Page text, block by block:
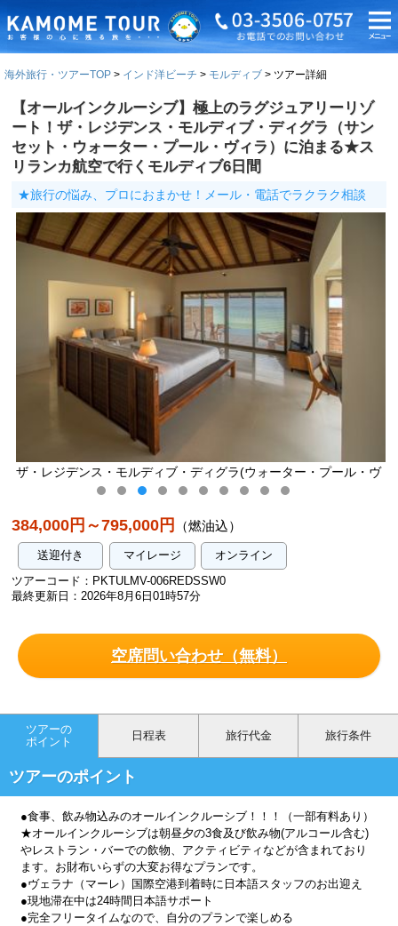
海外旅行・ツアーTOP インド洋ビーチ モルディブ ツアー詳細
【オールインクルーシブ】極上のラグジュアリーリゾ
ート！ザ・レジデンス・モルディブ・ディグラ（サン
セット・ウォーター・プール・ヴィラ）に泊まる★ス
リランカ航空で行くモルディブ6日間
★旅行の悩み、プロにおまかせ！メール・電話でラクラク相談
ジデンス・モルディブ・ディグラ(ウォーター・プール・ヴ
ィラ)／イメージ
ザ・レジ
384,000円～795,000円 （燃油込）
送迎付き マイレージ
オンライン
ツアーコード：PKTULMV-006REDSSW0
最終更新日：2026年8月6日01時57分
空席問い合わせ（無料）
ツアーの
ポイント
日程表 旅行代金 旅行条件
ツアーのポイント
●食事、飲み物込みのオールインクルーシブ！！！（一部有料あり）
★オールインクルーシブは朝昼夕の3食及び飲み物(アルコール含む)
やレストラン・バーでの飲物、アクティビティなどが含まれており
ます。お財布いらずの大変お得なプランです。
●ヴェラナ（マーレ）国際空港到着時に日本語スタッフのお出迎え
●現地滞在中は24時間日本語サポート
●完全フリータイムなので、自分のプランで楽しめる